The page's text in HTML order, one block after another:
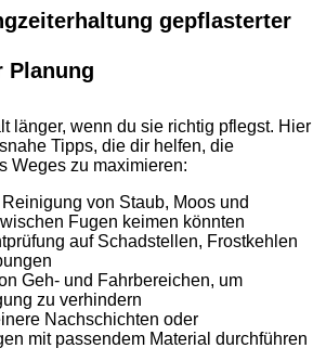
gepflasterter
Planung
länger, wenn du sie richtig pflegst. Hier
Tipps, die dir helfen, die
Weges zu maximieren:
von Staub, Moos und
Fugen keimen könnten
auf Schadstellen, Frostkehlen
Geh- und Fahrbereichen, um
zu verhindern
Nachschichten oder
mit passendem Material durchführen